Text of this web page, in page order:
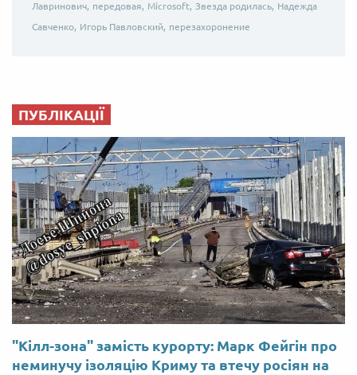
Лавринович, передовая, Microsoft, Звезда родилась, Надежда
Савченко, Игорь Павловский, перезахоронение
ПУБЛІКАЦІЇ
"Кілл-зона" замість курорту: Марк Фейгін про
неминучу ізоляцію Криму та втечу росіян на